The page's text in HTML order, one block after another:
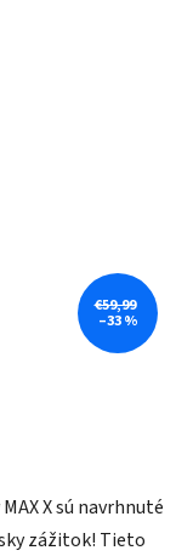
X sú navrhnuté
zážitok! Tieto
€59,99
–33 %